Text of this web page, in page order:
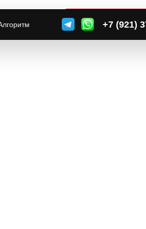
+7 (921)
00-00 ЗАКАЗАТЬ